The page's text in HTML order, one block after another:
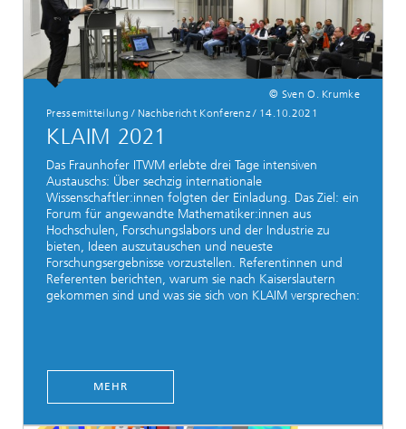
© Sven O. Krumke
Pressemitteilung / Nachbericht Konferenz/ 14.10.2021
KLAIM 2021
Das Fraunhofer ITWM erlebte drei Tage intensiven
Austauschs: Über sechzig internationale
Wissenschaftler:innen folgten der Einladung. Das Ziel: ein
Forum für angewandte Mathematiker:innen aus
Hochschulen, Forschungslabors und der Industrie zu
bieten, Ideen auszutauschen und neueste
Forschungsergebnisse vorzustellen. Referentinnen und
Referenten berichten, warum sie nach Kaiserslautern
gekommen sind und was sie sich von KLAIM versprechen:
MEHR